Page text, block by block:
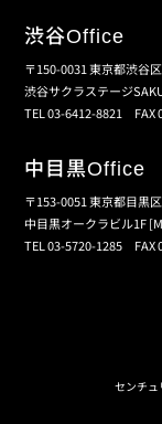
渋谷Office
〒150-0031 東京都渋谷
渋谷サクラステージ
TEL 03-6412-8821 FAX
中目黒Office
〒153-0051 東京都目黒
中目黒オークラビル1F
TEL 03-5720-1285 FAX
センチュ